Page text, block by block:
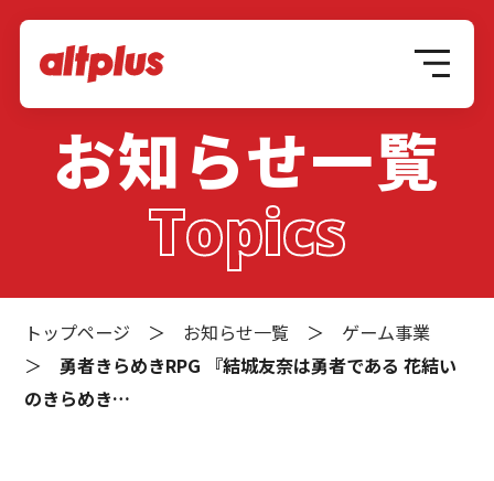
お知らせ一覧
Topics
トップページ ＞ お知らせ一覧 ＞ ゲーム事業
＞ 勇者きらめきRPG 『結城友奈は勇者である 花結い
のきらめき…